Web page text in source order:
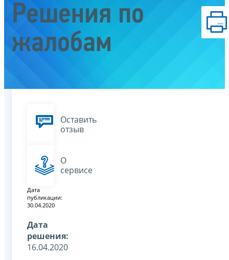
Решения по
жалобам
Оставить
отзыв
О
сервисе
Дата
публикации:
30.04.2020
Дата
решения:
16.04.2020